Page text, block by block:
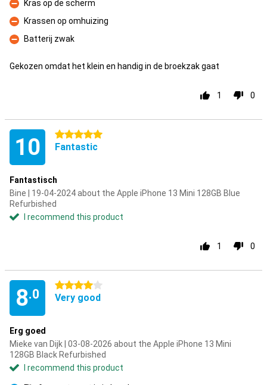
Con
Kras op de scherm
Con
Krassen op omhuizing
Con
Batterij zwak
Gekozen omdat het klein en handig in de broekzak gaat
1 0
10 5 stars
Fantastic
Fantastisch
Bine | 19-04-2024 about the Apple iPhone 13 Mini 128GB Blue
Refurbished
I recommend this product
1 0
8.0
4 stars
Very good
Erg goed
Mieke van Dijk | 03-08-2026 about the Apple iPhone 13 Mini
128GB Black Refurbished
I recommend this product